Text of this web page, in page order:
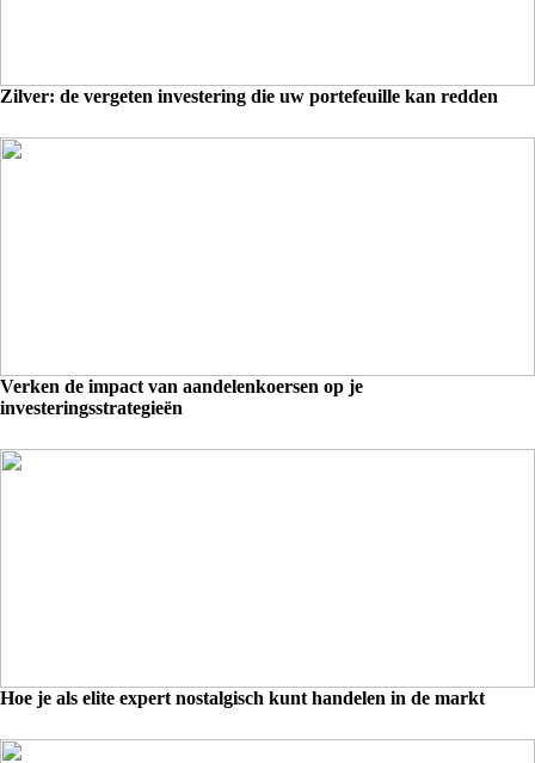
Zilver: de vergeten investering die uw portefeuille kan redden
Verken de impact van aandelenkoersen op je
investeringsstrategieën
Hoe je als elite expert nostalgisch kunt handelen in de markt